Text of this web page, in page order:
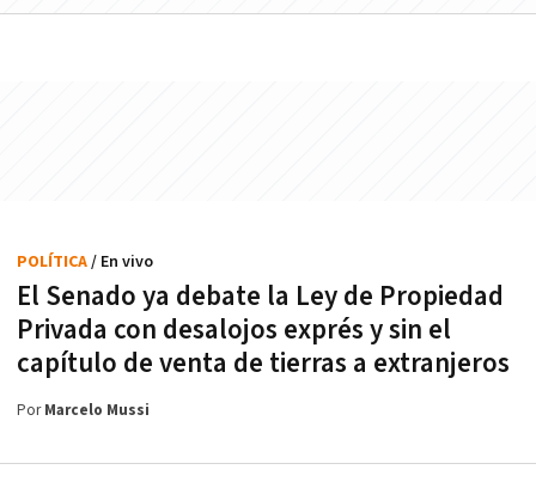
El Senado ya debate la Ley de Propiedad
Privada con desalojos exprés y sin el
capítulo de venta de tierras a extranjeros
POLÍTICA/ En vivo
PorMarcelo Mussi